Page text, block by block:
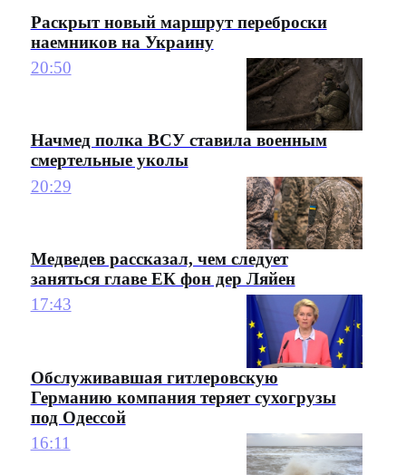
Раскрыт новый маршрут переброски
наемников на Украину
20:50
Начмед полка ВСУ ставила военным
смертельные уколы
20:29
Медведев рассказал, чем следует
заняться главе ЕК фон дер Ляйен
17:43
Обслуживавшая гитлеровскую
Германию компания теряет сухогрузы
под Одессой
16:11